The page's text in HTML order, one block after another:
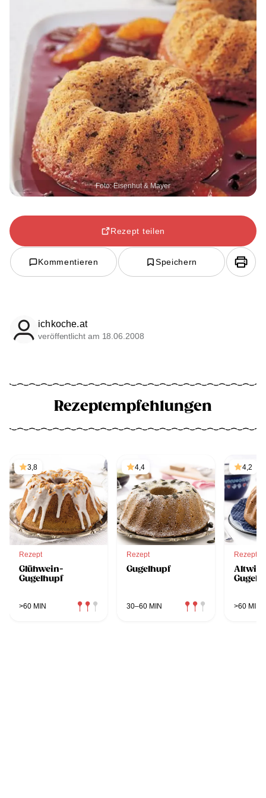
Foto: Eisenhut & Mayer
Rezept teilen
Kommentieren Speichern
ichkoche.at
veröffentlicht am 18.06.2008
Rezeptempfehlungen
3,8
Rezept
Glühwein-
Gugelhupf
>60 MIN
4,4
Rezept
Gugelhupf
30–60 MIN
4,2
Rezept
>60 MIN